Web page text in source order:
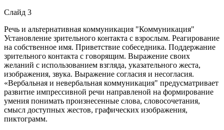
Слайд 3
Речь и альтернативная коммуникация "Коммуникация"
Установление зрительного контакта с взрослым. Реагирование
на собственное имя. Приветствие собеседника. Поддержание
зрительного контакта с говорящим. Выражение своих
желаний с использованием взгляда, указательного жеста,
изображения, звука. Выражение согласия и несогласия.
«Вербальная и невербальная коммуникация" предусматривает
развитие импрессивной речи направленой на формирование
умения понимать произнесенные слова, словосочетания,
смысл доступных жестов, графических изображения,
пиктограмм.